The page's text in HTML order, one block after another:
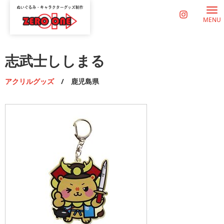
MENU
志武士ししまる
アクリルグッズ / 鹿児島県